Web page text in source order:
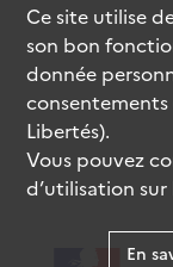
Ce site utilise
son bon
donnée
Libertés).
Vous pouvez
d’utilisation sur
En